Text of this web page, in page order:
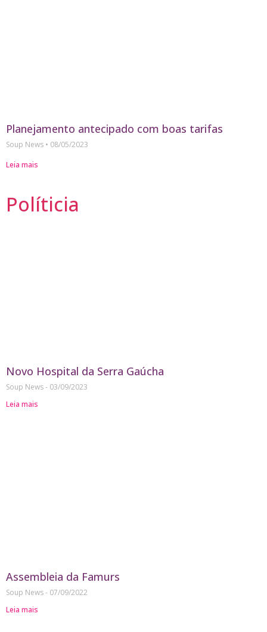
Planejamento antecipado com boas tarifas
Soup News
08/05/2023
Leia mais
Políticia
Novo Hospital da Serra Gaúcha
Soup News
03/09/2023
Leia mais
Assembleia da Famurs
Soup News
07/09/2022
Leia mais